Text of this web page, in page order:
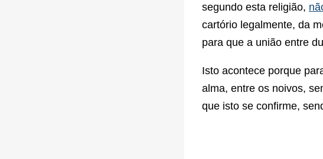
segundo esta religião,
cartório legalmente, da
para que a união entre
Isto acontece porque
alma, entre os noivos,
que isto se confirme,